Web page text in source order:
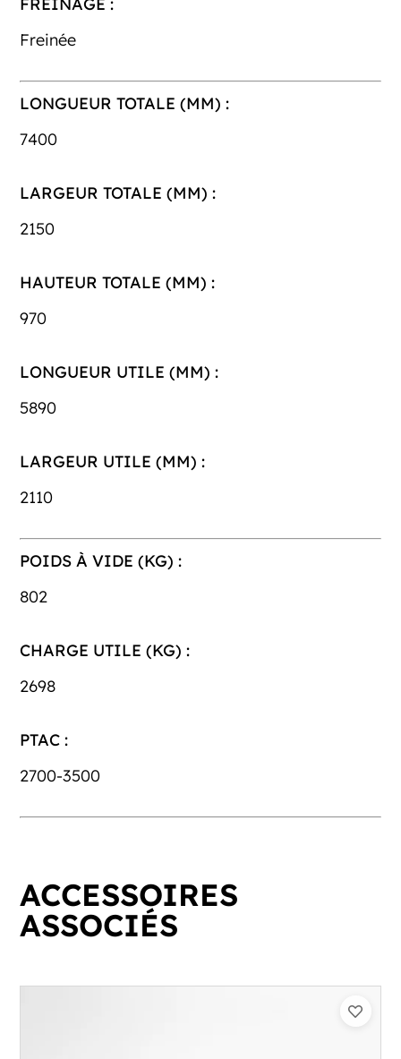
FREINAGE :
Freinée
LONGUEUR TOTALE (MM) :
7400
LARGEUR TOTALE (MM) :
2150
HAUTEUR TOTALE (MM) :
970
LONGUEUR UTILE (MM) :
5890
LARGEUR UTILE (MM) :
2110
POIDS À VIDE (KG) :
802
CHARGE UTILE (KG) :
2698
PTAC :
2700-3500
ACCESSOIRES
ASSOCIÉS